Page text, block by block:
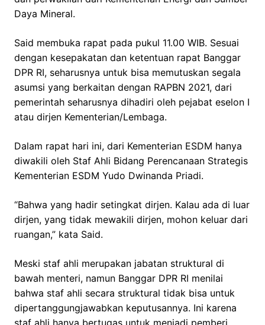
Daya Mineral.
Said membuka rapat pada pukul 11.00 WIB. Sesuai
dengan kesepakatan dan ketentuan rapat Banggar
DPR RI, seharusnya untuk bisa memutuskan segala
asumsi yang berkaitan dengan RAPBN 2021, dari
pemerintah seharusnya dihadiri oleh pejabat eselon I
atau dirjen Kementerian/Lembaga.
Dalam rapat hari ini, dari Kementerian ESDM hanya
diwakili oleh Staf Ahli Bidang Perencanaan Strategis
Kementerian ESDM Yudo Dwinanda Priadi.
“Bahwa yang hadir setingkat dirjen. Kalau ada di luar
dirjen, yang tidak mewakili dirjen, mohon keluar dari
ruangan,” kata Said.
Meski staf ahli merupakan jabatan struktural di
bawah menteri, namun Banggar DPR RI menilai
bahwa staf ahli secara struktural tidak bisa untuk
dipertanggungjawabkan keputusannya. Ini karena